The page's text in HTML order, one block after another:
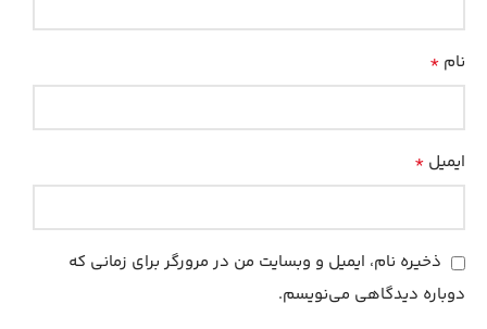
نام *
ایمیل *
ذخیره نام، ایمیل و وبسایت من در مرورگر برای زمانی که
دوباره دیدگاهی می‌نویسم.